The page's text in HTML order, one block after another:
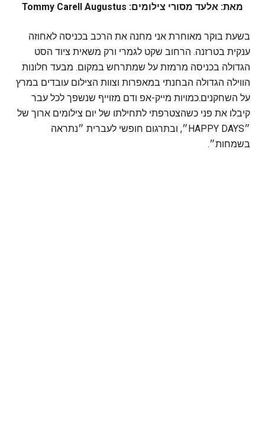
מאת: אלעד מסורי צילומים: Tommy Carell Augustus
בשעת בוקר מאוחרת אני מחנה את הרכב בכניסה לאחוזה
ענקית בטרזנה. הרחוב שקט לגמרי ורק משאית ציוד הסט
הגדולה בכניסה מרמזת על שמתרחש במקום. מבעד חלונות
הווילה הגדולה הבחנתי במאפרות וצוות הצילום עובדים במרץ
על השחקנים.כמויות מייק-אפ ודם מזוייף שנשפך לכל עבר
קיבלו את פני כשהצטרפתי לתחילתו של יום צילומים ארוך של
״HAPPY DAYS״, ובתרגום חופשי לעברית ״נתראה
בשמחות״.